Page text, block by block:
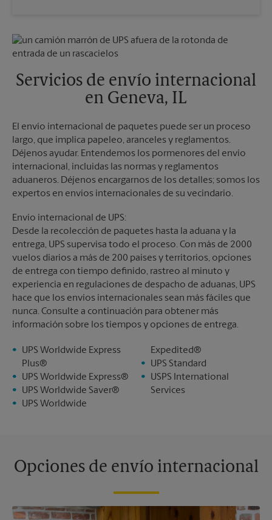
Lunes
5:45 PM
Martes
5:45 PM
Viernes
5:45 PM
Sábado
Sin Recolección
Domingo
Sin Recolección
Lunes
5:45 PM
5:45 PM
Servicios de envío internacional
en Geneva, IL
El envío internacional de paquetes puede ser un proceso
largo, que implica papeleo, aranceles y reglamentos.
Déjenos ayudar. Entendemos los pormenores del envío
internacional, incluidas las normas y reglamentos
aduaneros. Déjenos encargarnos de los detalles; somos los
expertos en envíos internacionales de su vecindario.
Envío internacional de UPS:
Desde la recolección de paquetes hasta la aduana y la
entrega, UPS supervisa todo el proceso. Con más de 2000
vuelos diarios a más de 200 países y territorios, opciones
de entrega con tiempo definido, rastreo al minuto y
experiencia en regulaciones de despacho de aduanas, UPS
hace que los envíos internacionales sean más fáciles que
nunca. Consulte a continuación para obtener más
información sobre los tiempos y opciones de entrega.
UPS Worldwide Express
Plus®
UPS Worldwide Express®
UPS Worldwide Saver®
UPS Worldwide
Expedited®
UPS Standard
USPS International
Services
Opciones de envío internacional